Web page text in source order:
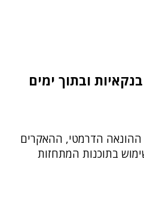
ובתוך ימים
הדרמטי, ההאקרים
בתוכנות המתחזות